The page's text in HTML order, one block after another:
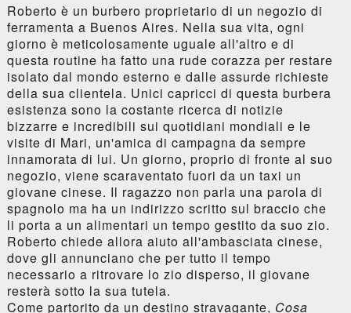
Roberto è un burbero proprietario di un negozio di
ferramenta a Buenos Aires. Nella sua vita, ogni
giorno è meticolosamente uguale all'altro e di
questa routine ha fatto una rude corazza per restare
isolato dal mondo esterno e dalle assurde richieste
della sua clientela. Unici capricci di questa burbera
esistenza sono la costante ricerca di notizie
bizzarre e incredibili sui quotidiani mondiali e le
visite di Mari, un'amica di campagna da sempre
innamorata di lui. Un giorno, proprio di fronte al suo
negozio, viene scaraventato fuori da un taxi un
giovane cinese. Il ragazzo non parla una parola di
spagnolo ma ha un indirizzo scritto sul braccio che
li porta a un alimentari un tempo gestito da suo zio.
Roberto chiede allora aiuto all'ambasciata cinese,
dove gli annunciano che per tutto il tempo
necessario a ritrovare lo zio disperso, il giovane
resterà sotto la sua tutela.
Come partorito da un destino stravagante, Cosa